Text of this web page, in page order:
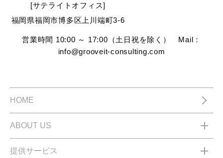
[サテライトオフィス]
福岡県福岡市博多区上川端町3-6
営業時間 10:00 ～ 17:00（土日祝を除く） Mail：
info@grooveit-consulting.com
HOME
ABOUT US
提供サービス